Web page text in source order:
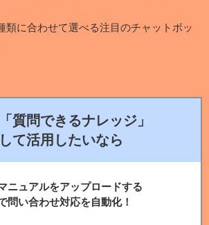
類に合わせて選べる注目のチャットボッ
質問できるナレッジ」
て活用したいなら
ニュアルをアップロードする
問い合わせ対応を自動化！